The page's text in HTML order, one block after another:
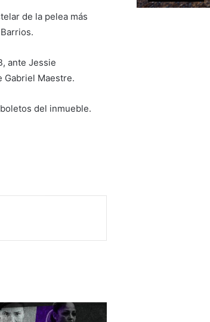
de la pelea más
ante Jessie
Gabriel Maestre.
del inmueble.